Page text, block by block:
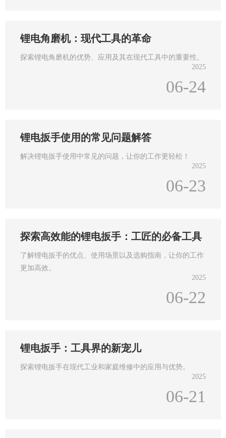
锂电角磨机：现代工具的革命
探索锂电角磨机的优势、应用及其在现代工具中的重要性。
2025
06-24
锂电扳手使用的常见问题解答
解决锂电扳手使用中常见的问题，让你的工作更轻松！
2025
06-23
探索高效能的锂电扳手：工匠的必备工具
了解锂电扳手的优点、使用场景以及选购指南，让你的工作
更加高效。
2025
06-22
锂电扳手：工具界的新宠儿
探索锂电扳手在现代工业和家庭维修中的应用与优势。
2025
06-21